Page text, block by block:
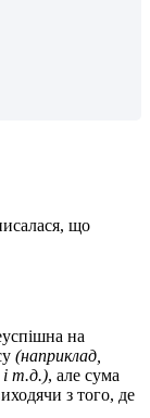
исалася, що
успішна на
у (наприклад,
і т.д.), але сума
иходячи з того, де